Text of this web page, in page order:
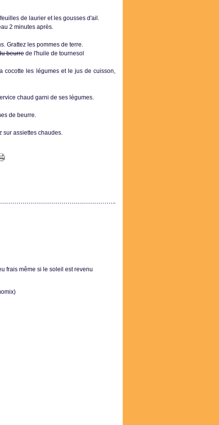
de laurier et les gousses d'ail.
2 minutes après.
Grattez les pommes de terre.
beurre de l'huile de tournesol
cocotte les légumes et le jus de cuisson,
chaud garni de ses légumes.
de beurre.
sur assiettes chaudes.
frais même si le soleil est revenu